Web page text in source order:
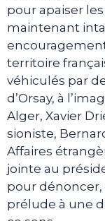
pour apaiser
maintenant
territoire
véhiculés par
d’Orsay, à
Alger, Xavier
sioniste,
Affaires
jointe au
pour dénoncer,
prélude à une